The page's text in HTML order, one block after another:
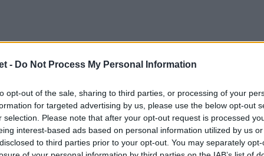
- Do Not Process My Personal Information
opt-out of the sale, sharing to third parties, or processing of your
for targeted advertising by us, please use the below opt-out
selection. Please note that after your opt-out request is processed
interest-based ads based on personal information utilized by us
to third parties prior to your opt-out. You may separately
derby azzurro. In Saracens-Exeter 24-
80' al rientro dall'infortunio e alla
squadra, che s'impone in rimonta nel
24-13. In campo 80 minuti anche il